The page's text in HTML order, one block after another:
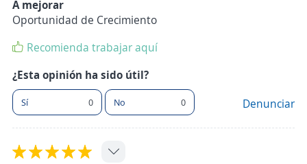
A mejorar
Oportunidad de Crecimiento
Recomienda trabajar aquí
¿Esta opinión ha sido útil?
Sí 0 No 0 Denunciar